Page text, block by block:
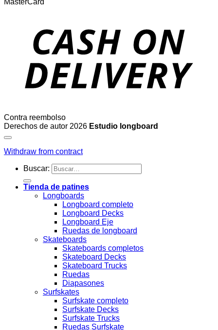
MasterCard
Contra reembolso
Derechos de autor 2026 Estudio longboard
Withdraw from contract
Buscar:
Tienda de patines
Longboards
Longboard completo
Longboard Decks
Longboard Eje
Ruedas de longboard
Skateboards
Skateboards completos
Skateboard Decks
Skateboard Trucks
Ruedas
Diapasones
Surfskates
Surfskate completo
Surfskate Decks
Surfskate Trucks
Ruedas Surfskate